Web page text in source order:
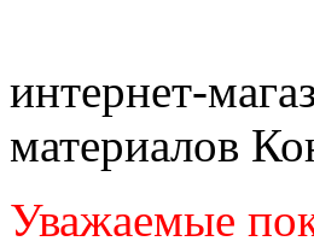
интернет-
материалов
Уважаемые